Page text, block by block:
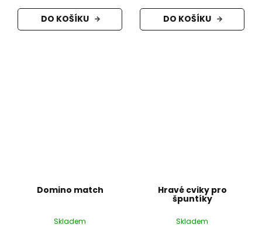
DO KOŠÍKU DO KOŠÍKU
Domino match
Skladem
Hravé cviky pro
špuntíky
Skladem